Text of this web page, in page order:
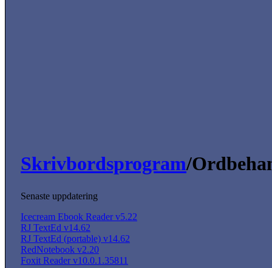
Skrivbordsprogram/
Senaste uppdatering
Icecream Ebook Reader v5.22
RJ TextEd v14.62
RJ TextEd (portable) v14.62
RedNotebook v2.20
Foxit Reader v10.0.1.35811